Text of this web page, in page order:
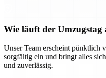
Wie läuft der Umzugstag
Unser Team erscheint pünktlich
sorgfältig ein und bringt alles
und zuverlässig.